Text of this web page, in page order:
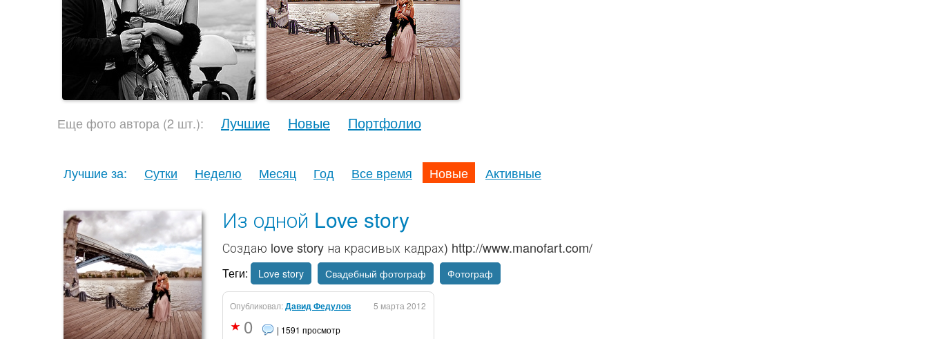
Еще фото автора (2 шт.): Лучшие Новые Портфолио
Лучшие за: Сутки Неделю Месяц Год Все время Новые Активные
Из одной Love story
Создаю love story на красивых кадрах) http://www.manofart.com/
Теги: Love story Свадебный фотограф Фотограф
Опубликовал:Давид Федулов 5 марта 2012
0 | 1591 просмотр